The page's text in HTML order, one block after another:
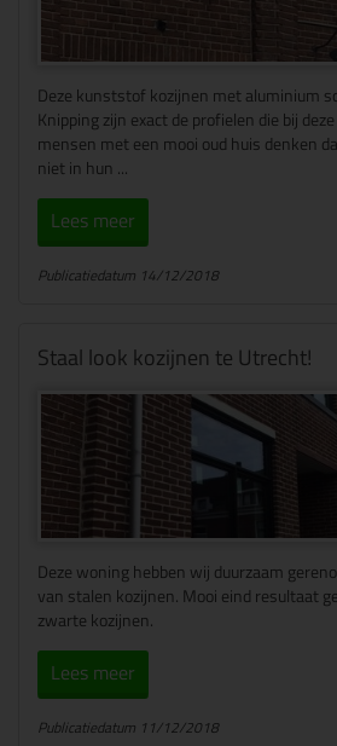
Deze kunststof kozijnen met aluminium
Knipping zijn exact de profielen die bij
mensen met een mooi oud huis denken
niet in hun ...
Lees meer
Publicatiedatum 14/12/2018
Staal look kozijnen te Utrecht!
Deze woning hebben wij duurzaam
van stalen kozijnen. Mooi eind resultaat
zwarte kozijnen.
Lees meer
Publicatiedatum 11/12/2018